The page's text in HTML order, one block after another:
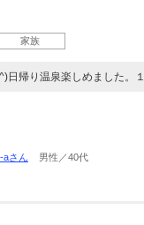
家族
日帰り温泉楽しめました。
aさん 男性／40代